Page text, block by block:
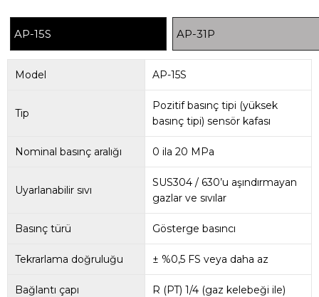
AP-15S AP-31P
Model AP-15S
Tip
Pozitif basınç tipi (yüksek
basınç tipi) sensör kafası
Nominal basınç aralığı 0 ila 20 MPa
Uyarlanabilir sıvı
SUS304 / 630’u aşındırmayan
gazlar ve sıvılar
Basınç türü Gösterge basıncı
Tekrarlama doğruluğu ± %0,5 FS veya daha az
Bağlantı çapı R (PT) 1/4 (gaz kelebeği ile)